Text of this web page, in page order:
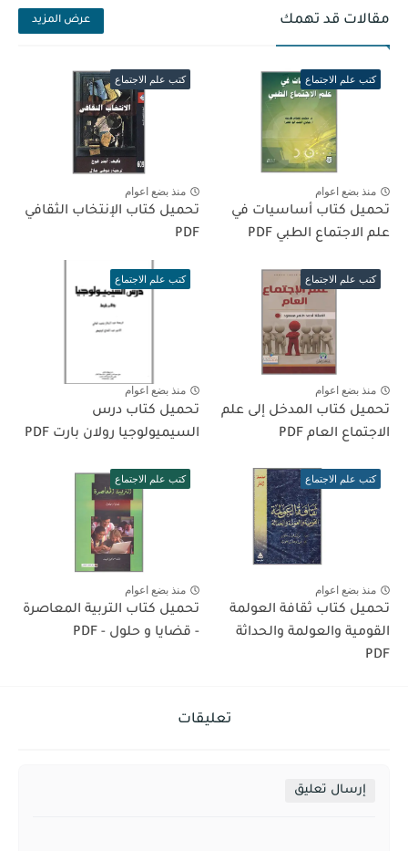
مقالات قد تهمك عرض المزيد
كتب علم الاجتماع
منذ بضع اعوام
تحميل كتاب أساسيات في
علم الاجتماع الطبي PDF
كتب علم الاجتماع
منذ بضع اعوام
تحميل كتاب الإنتخاب الثقافي
PDF
كتب علم الاجتماع
منذ بضع اعوام
تحميل كتاب المدخل إلى علم
الاجتماع العام PDF
كتب علم الاجتماع
منذ بضع اعوام
تحميل كتاب درس
السيميولوجيا رولان بارت PDF
كتب علم الاجتماع
منذ بضع اعوام
تحميل كتاب ثقافة العولمة
القومية والعولمة والحداثة
PDF
كتب علم الاجتماع
منذ بضع اعوام
تحميل كتاب التربية المعاصرة
- قضايا و حلول - PDF
تعليقات
إرسال تعليق